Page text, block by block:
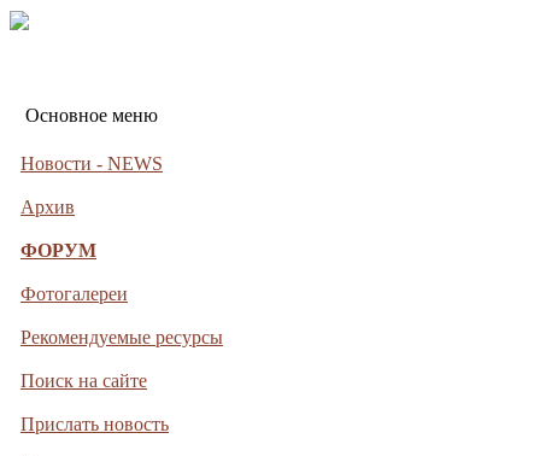
Основное меню
Новости - NEWS
Архив
ФОРУМ
Фотогалереи
Рекомендуемые ресурсы
Поиск на сайте
Прислать новость